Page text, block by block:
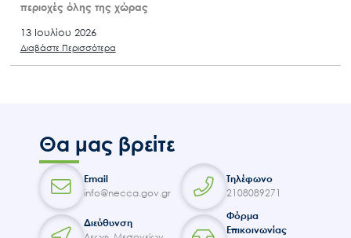
περιοχές όλης της χώρας
13 Ιουλίου 2026
Διαβάστε Περισσότερα
Θα μας βρείτε
Email
info@necca.gov.gr
Τηλέφωνο
2108089271
Διεύθυνση
Φόρμα
Επικοινωνίας